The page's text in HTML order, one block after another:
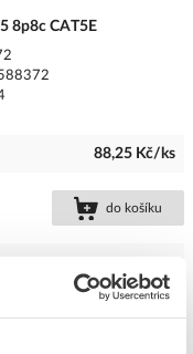
8p8c CAT5E
88,25 Kč/ks
do košíku